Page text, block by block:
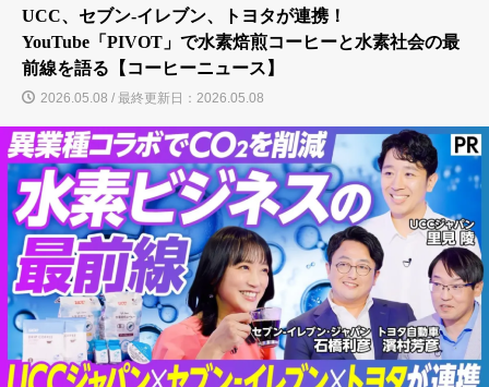
UCC、セブン-イレブン、トヨタが連携！
YouTube「PIVOT」で水素焙煎コーヒーと水素社会の最
前線を語る【コーヒーニュース】
2026.05.08 / 最終更新日：2026.05.08